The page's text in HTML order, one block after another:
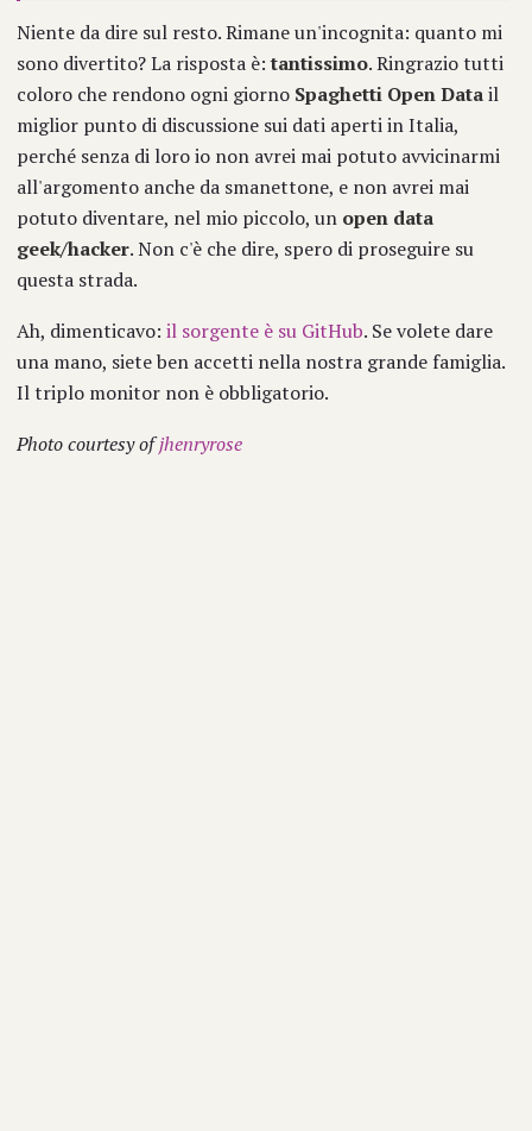
Niente da dire sul resto. Rimane un'incognita: quanto mi
sono divertito? La risposta è:tantissimo. Ringrazio tutti
coloro che rendono ogni giorno Spaghetti Open Datail
miglior punto di discussione sui dati aperti in Italia,
perché senza di loro io non avrei mai potuto avvicinarmi
all'argomento anche da smanettone, e non avrei mai
potuto diventare, nel mio piccolo, un open data
geek/hacker. Non c'è che dire, spero di proseguire su
questa strada.
Ah, dimenticavo:il sorgente è su GitHub. Se volete dare
una mano, siete ben accetti nella nostra grande famiglia.
Il triplo monitor non è obbligatorio.
Photo courtesy ofjhenryrose